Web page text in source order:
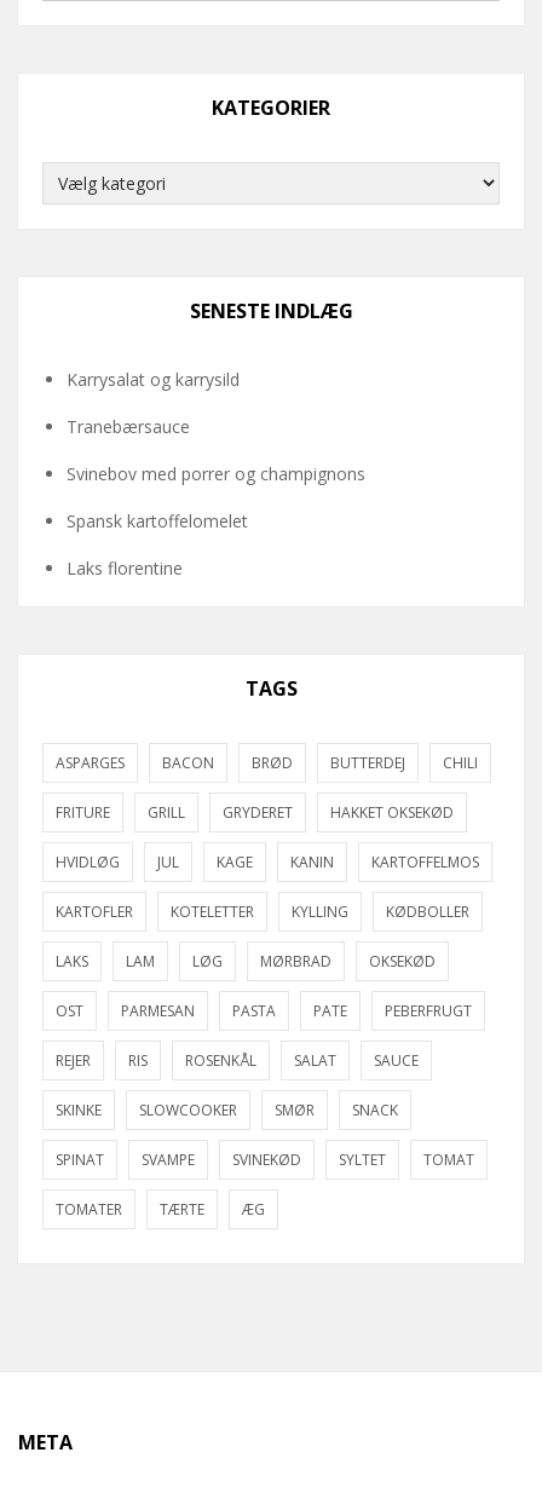
KATEGORIER
Kategorier
SENESTE INDLÆG
Karrysalat og karrysild
Tranebærsauce
Svinebov med porrer og champignons
Spansk kartoffelomelet
Laks florentine
TAGS
ASPARGES BACON BRØD BUTTERDEJ CHILI
FRITURE GRILL GRYDERET HAKKET OKSEKØD
HVIDLØG JUL KAGE KANIN KARTOFFELMOS
KARTOFLER KOTELETTER KYLLING KØDBOLLER
LAKS LAM LØG MØRBRAD OKSEKØD
OST PARMESAN PASTA PATE PEBERFRUGT
REJER RIS ROSENKÅL SALAT SAUCE
SKINKE SLOWCOOKER SMØR SNACK
SPINAT SVAMPE SVINEKØD SYLTET TOMAT
TOMATER TÆRTE ÆG
META